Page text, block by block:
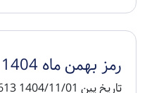
رمز بهمن ماه 1404